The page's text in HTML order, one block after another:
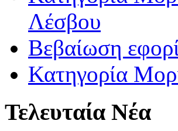
Λέσβου
Βεβαίωση
Κατηγορία
Τελευταία Νέα